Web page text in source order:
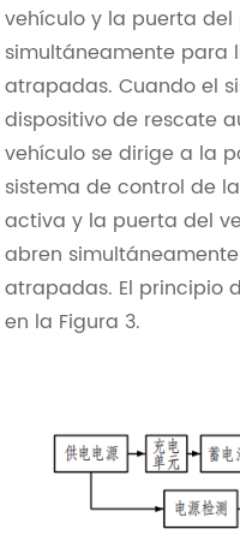
vehículo y la puerta del
simultáneamente para
atrapadas. Cuando el
dispositivo de rescate
vehículo se dirige a la
sistema de control de
activa y la puerta del
abren
atrapadas. El principio
en la Figura 3.